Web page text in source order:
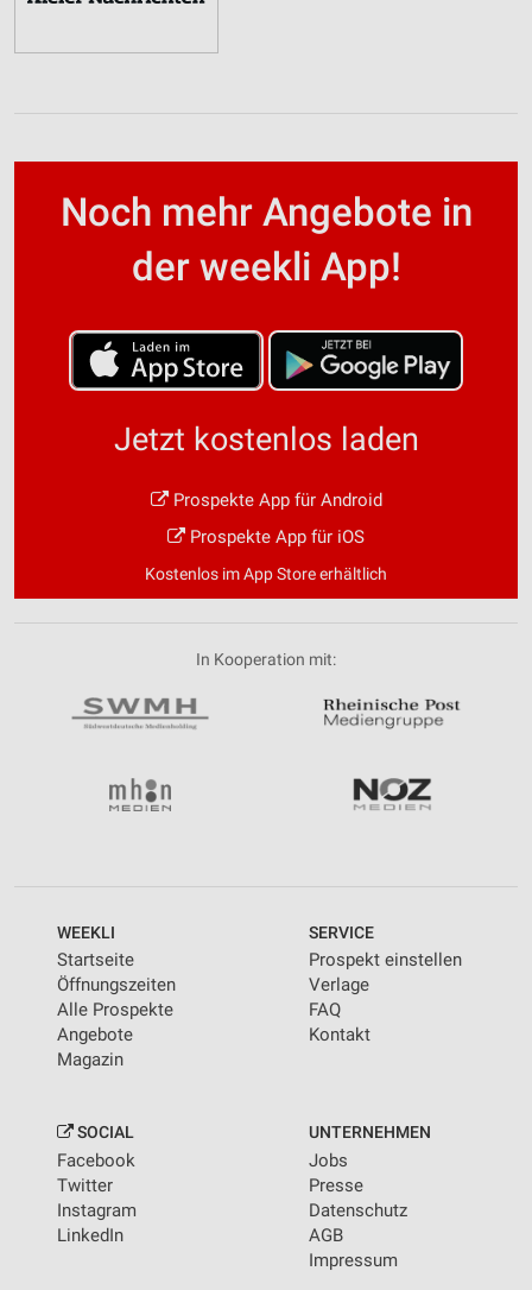
Noch mehr Angebote in
der weekli App!
Jetzt kostenlos laden
Prospekte App für Android
Prospekte App für iOS
Kostenlos im App Store erhältlich
In Kooperation mit:
WEEKLI
Startseite
Öffnungszeiten
Alle Prospekte
Angebote
Magazin
SERVICE
Prospekt einstellen
Verlage
FAQ
Kontakt
SOCIAL
Facebook
Twitter
Instagram
LinkedIn
UNTERNEHMEN
Jobs
Presse
Datenschutz
AGB
Impressum